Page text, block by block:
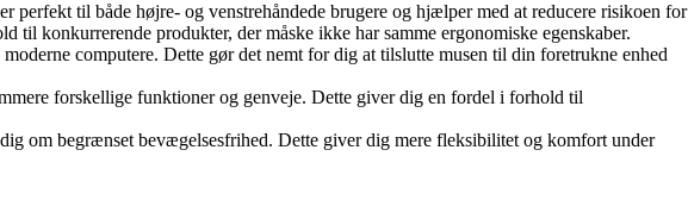
til både højre- og venstrehåndede brugere og hjælper med at reducere risikoen for
til konkurrerende produkter, der måske ikke har samme ergonomiske egenskaber.
computere. Dette gør det nemt for dig at tilslutte musen til din foretrukne enhed
forskellige funktioner og genveje. Dette giver dig en fordel i forhold til
om begrænset bevægelsesfrihed. Dette giver dig mere fleksibilitet og komfort under